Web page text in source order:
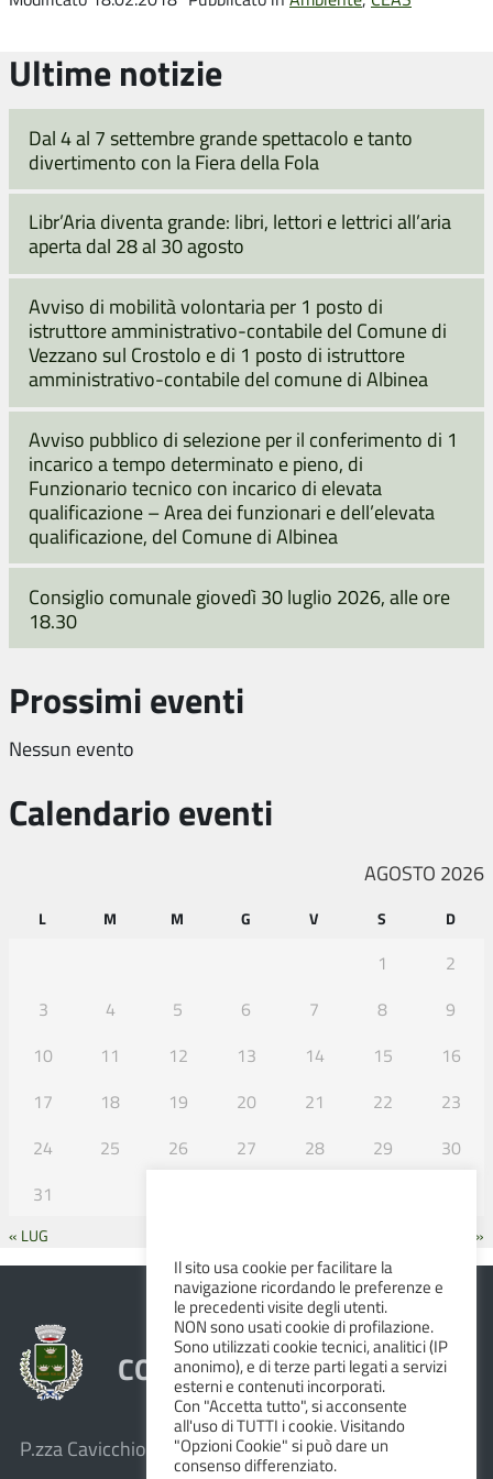
Ultime notizie
Dal 4 al 7 settembre grande spettacolo e tanto
divertimento con la Fiera della Fola
Libr’Aria diventa grande: libri, lettori e lettrici all’aria
aperta dal 28 al 30 agosto
Avviso di mobilità volontaria per 1 posto di
istruttore amministrativo-contabile del Comune di
Vezzano sul Crostolo e di 1 posto di istruttore
amministrativo-contabile del comune di Albinea
Avviso pubblico di selezione per il conferimento di 1
incarico a tempo determinato e pieno, di
Funzionario tecnico con incarico di elevata
qualificazione – Area dei funzionari e dell’elevata
qualificazione, del Comune di Albinea
Consiglio comunale giovedì 30 luglio 2026, alle ore
18.30
Prossimi eventi
Nessun evento
Calendario eventi
AGOSTO 2026
L M M G V S D
1
2
3
4 5 6 7 8
9
10
11 12 13 14 15
16
17
18 19 20 21 22
23
24
25 26 27 28 29
30
31
« LUG SET »
COMUNE DI ALBINEA
P.zza Cavicchioni, 8 – 42020 Albinea (R.E.)
Il sito usa cookie per facilitare la
navigazione ricordando le preferenze e
le precedenti visite degli utenti.
NON sono usati cookie di profilazione.
Sono utilizzati cookie tecnici, analitici (IP
anonimo), e di terze parti legati a servizi
esterni e contenuti incorporati.
Con "Accetta tutto", si acconsente
all'uso di TUTTI i cookie. Visitando
"Opzioni Cookie" si può dare un
consenso differenziato.